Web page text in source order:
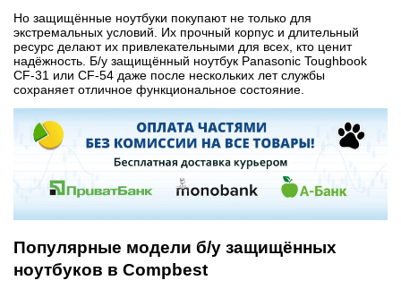
Но защищённые ноутбуки покупают не только для
экстремальных условий. Их прочный корпус и длительный
ресурс делают их привлекательными для всех, кто ценит
надёжность. Б/у защищённый ноутбук Panasonic Toughbook
CF-31 или CF-54 даже после нескольких лет службы
сохраняет отличное функциональное состояние.
Популярные модели б/у защищённых
ноутбуков в Compbest